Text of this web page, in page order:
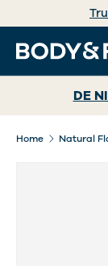
GA NAAR
Zoeken
DE
Home Natural